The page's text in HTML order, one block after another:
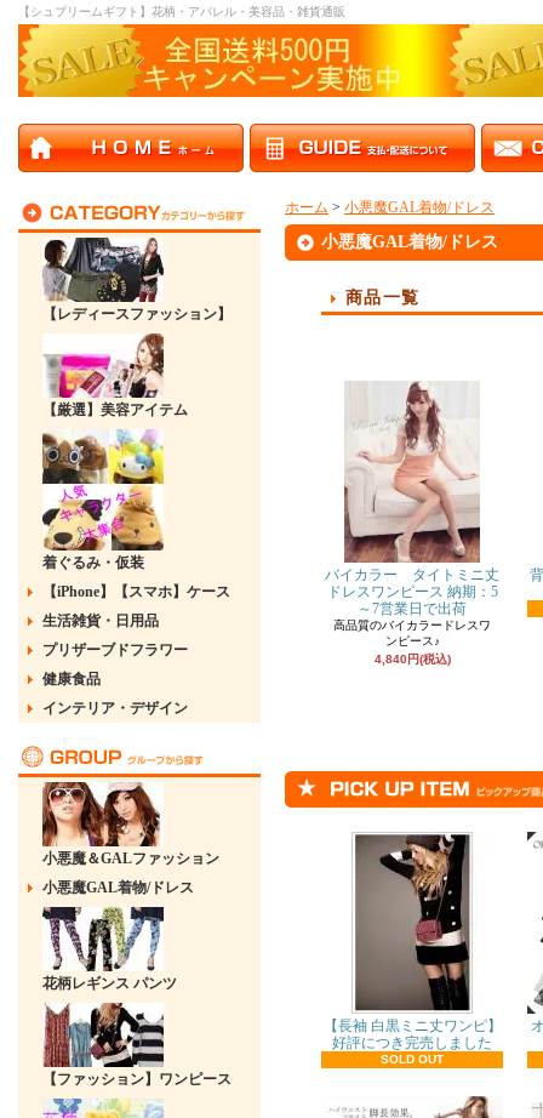
【シュプリームギフト】花柄・アパレル・美容品・雑貨通販
【レディースファッション】
【厳選】美容アイテム
着ぐるみ・仮装
【iPhone】【スマホ】ケース
生活雑貨・日用品
プリザーブドフラワー
健康食品
インテリア・デザイン
小悪魔＆GALファッション
小悪魔GAL着物/ドレス
花柄レギンス パンツ
【ファッション】ワンピース
ホーム > 小悪魔GAL着物/ドレス
小悪魔GAL着物/ドレス
商品一覧
バイカラー タイトミニ丈
ドレスワンピース 納期：5
～7営業日で出荷
高品質のバイカラードレスワ
ンピース♪
4,840円(税込)
【長袖 白黒ミニ丈ワンピ】
好評につき完売しました
SOLD OUT